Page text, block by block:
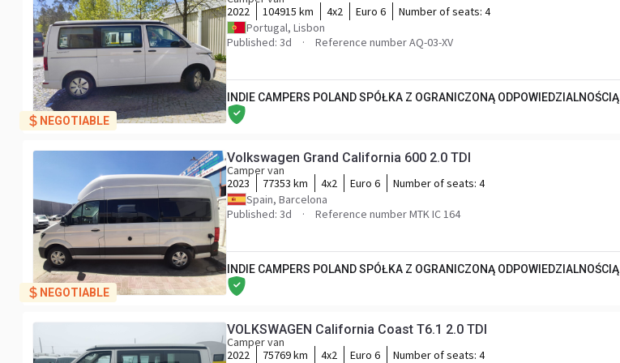
NEGOTIABLE
2022
104915 km 4x2 Euro 6 Number of seats: 4
Portugal, Lisbon
Published: 3d
Reference number AQ-03-XV
INDIE CAMPERS POLAND SPÓŁKA Z OGRANICZONĄ ODPOWIEDZIALNOŚCIĄ
NEGOTIABLE
Volkswagen Grand California 600 2.0 TDI
Camper van
2023
77353 km 4x2 Euro 6 Number of seats: 4
Spain, Barcelona
Published: 3d
Reference number MTK IC 164
INDIE CAMPERS POLAND SPÓŁKA Z OGRANICZONĄ ODPOWIEDZIALNOŚCIĄ
VOLKSWAGEN California Coast T6.1 2.0 TDI
Camper van
2022
75769 km 4x2 Euro 6 Number of seats: 4